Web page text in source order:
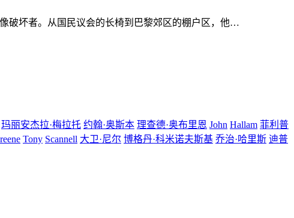
破坏者。从国民议会的长椅到巴黎郊区的棚户区，他…
玛丽安杰拉·梅拉托 约翰·奥斯本 理查德·奥布里恩 John Hallam 菲利普
Tony Scannell 大卫·尼尔 博格丹·科米诺夫斯基 乔治·哈里斯 迪普